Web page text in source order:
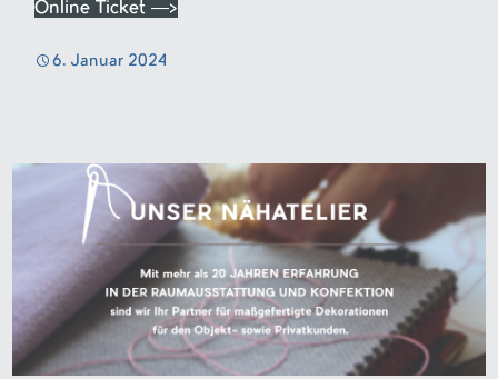
Online Ticket —>
6. Januar 2024